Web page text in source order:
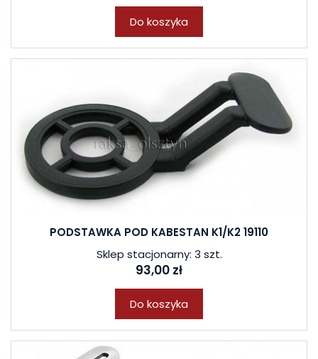
Do koszyka
PODSTAWKA POD KABESTAN K1/K2 19110
Sklep stacjonarny: 3 szt.
93,00 zł
Do koszyka